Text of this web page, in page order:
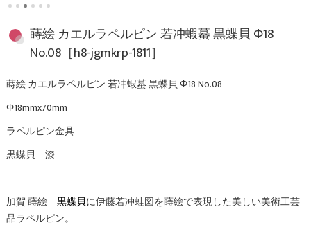
蒔絵 カエルラペルピン 若冲蝦蟇 黒蝶貝 Φ18
No.08［h8-jgmkrp-1811］
蒔絵 カエルラペルピン 若冲蝦蟇 黒蝶貝 Φ18 No.08
Φ18mmx70mm
ラペルピン金具
黒蝶貝 漆
加賀 蒔絵 黒蝶貝に伊藤若冲蛙図を蒔絵で表現した美しい美術工芸
品ラペルピン。